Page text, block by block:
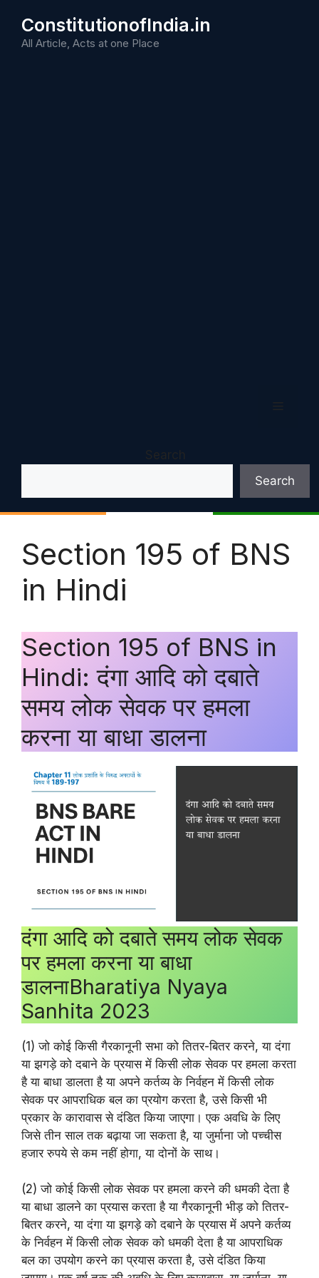
content
ConstitutionofIndia.in
All Article, Acts at one Place
Search
Search
Section 195 of BNS
in Hindi
Section 195 of BNS in
Hindi: दंगा आदि को दबाते
समय लोक सेवक पर हमला
करना या बाधा डालना
दंगा आदि को दबाते समय लोक सेवक
पर हमला करना या बाधा
डालनाBharatiya Nyaya
Sanhita 2023
(1) जो कोई किसी गैरकानूनी सभा को तितर-बितर करने, या दंगा
या झगड़े को दबाने के प्रयास में किसी लोक सेवक पर हमला करता
है या बाधा डालता है या अपने कर्तव्य के निर्वहन में किसी लोक
सेवक पर आपराधिक बल का प्रयोग करता है, उसे किसी भी
प्रकार के कारावास से दंडित किया जाएगा। एक अवधि के लिए
जिसे तीन साल तक बढ़ाया जा सकता है, या जुर्माना जो पच्चीस
हजार रुपये से कम नहीं होगा, या दोनों के साथ।
(2) जो कोई किसी लोक सेवक पर हमला करने की धमकी देता है
या बाधा डालने का प्रयास करता है या गैरकानूनी भीड़ को तितर-
बितर करने, या दंगा या झगड़े को दबाने के प्रयास में अपने कर्तव्य
के निर्वहन में किसी लोक सेवक को धमकी देता है या आपराधिक
बल का उपयोग करने का प्रयास करता है, उसे दंडित किया